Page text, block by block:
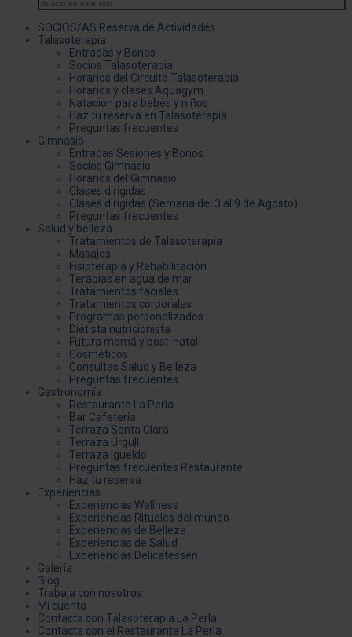
SOCIOS/AS Reserva de Actividades
Talasoterapia
Entradas y Bonos
Socios Talasoterapia
Horarios del Circuito Talasoterapia
Horarios y clases Aquagym
Natación para bebés y niños
Haz tu reserva en Talasoterapia
Preguntas frecuentes
Gimnasio
Entradas Sesiones y Bonos
Socios Gimnasio
Horarios del Gimnasio
Clases dirigidas
Clases dirigidas (Semana del 3 al 9 de Agosto)
Preguntas frecuentes
Salud y belleza
Tratamientos de Talasoterapia
Masajes
Fisioterapia y Rehabilitación
Terapias en agua de mar
Tratamientos faciales
Tratamientos corporales
Programas personalizados
Dietista nutricionista
Futura mamá y post-natal
Cosméticos
Consultas Salud y Belleza
Preguntas frecuentes
Gastronomía
Restaurante La Perla
Bar Cafetería
Terraza Santa Clara
Terraza Urgull
Terraza Igueldo
Preguntas frecuentes Restaurante
Haz tu reserva
Experiencias
Experiencias Wellness
Experiencias Rituales del mundo
Experiencias de Belleza
Experiencias de Salud
Experiencias Delicatessen
Galería
Blog
Trabaja con nosotros
Mi cuenta
Contacta con Talasoterapia La Perla
Contacta con el Restaurante La Perla